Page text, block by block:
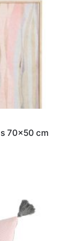
70x50 cm